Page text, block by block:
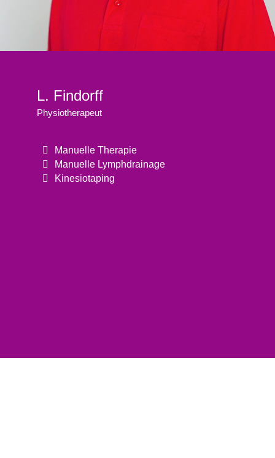
L. Findorff
Physiotherapeut
Manuelle Therapie
Manuelle Lymphdrainage
Kinesiotaping